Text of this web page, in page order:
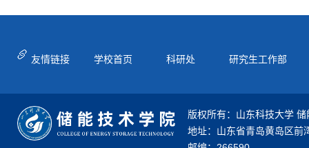
友情链接 学校首页 科研处 研究生工作部
版权所有：山东科技大学
地址：山东省青岛黄岛区前